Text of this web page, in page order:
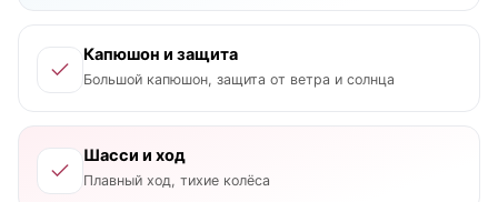
Капюшон и защита
Большой капюшон, защита от ветра и солнца
Шасси и ход
Плавный ход, тихие колёса